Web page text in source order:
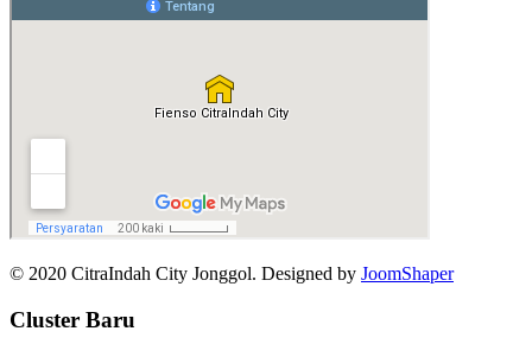
© 2020 CitraIndah City Jonggol. Designed by JoomShaper
Cluster Baru